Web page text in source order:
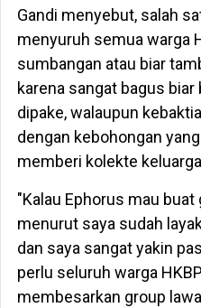
Gandi menyebut, salah
menyuruh semua warga
sumbangan atau biar
karena sangat bagus biar
dipake, walaupun
dengan kebohongan
memberi kolekte
"Kalau Ephorus mau
menurut saya sudah
dan saya sangat yakin
perlu seluruh warga
membesarkan group